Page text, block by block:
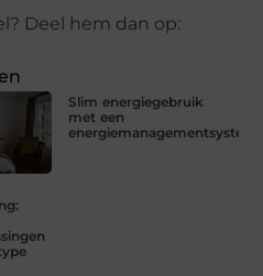
Deel hem dan op:
Slim energiegebruik
met een